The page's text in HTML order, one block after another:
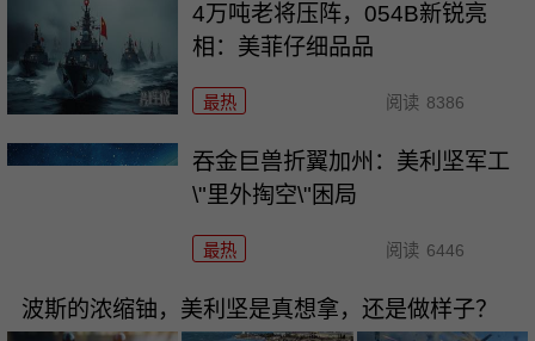
4万吨老将压阵，054B新锐亮
相：美菲仔细品品
最热 阅读 8386
吞金巨兽折翼加州：美利坚军工
\"里外掏空\"困局
最热 阅读 6446
波斯的浓缩铀，美利坚是真想拿，还是做样子？